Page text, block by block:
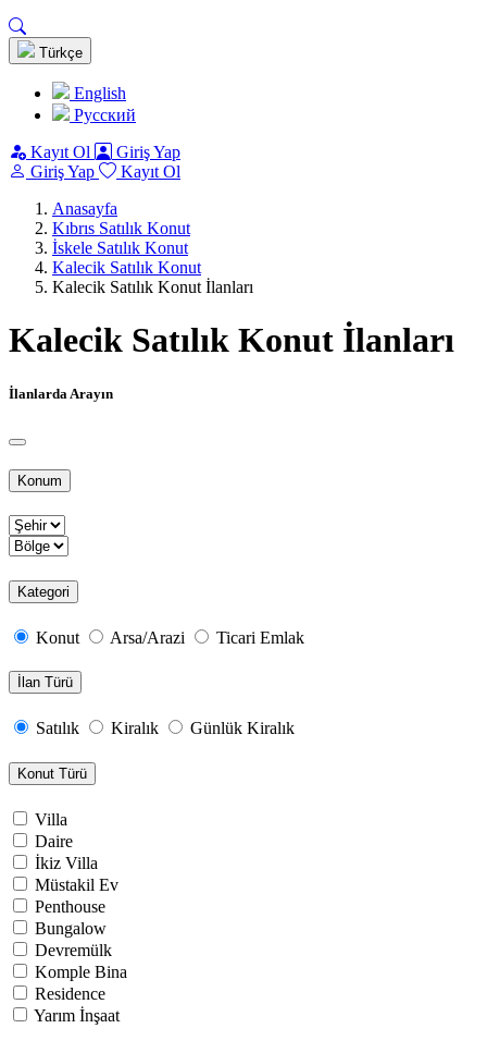
Türkçe
English
Pусский
Kayıt Ol
Giriş Yap
Giriş Yap
Kayıt Ol
Anasayfa
Kıbrıs Satılık Konut
İskele Satılık Konut
Kalecik Satılık Konut
Kalecik Satılık Konut İlanları
Kalecik Satılık Konut İlanları
İlanlarda Arayın
Konum
Kategori
Konut Arsa/Arazi Ticari Emlak
İlan Türü
Satılık Kiralık Günlük Kiralık
Konut Türü
Villa
Daire
İkiz Villa
Müstakil Ev
Penthouse
Bungalow
Devremülk
Komple Bina
Residence
Yarım İnşaat